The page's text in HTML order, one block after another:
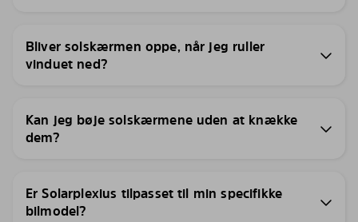
Bliver solskærmen oppe, når jeg ruller
vinduet ned?
Kan jeg bøje solskærmene uden at knække
dem?
Er Solarplexius tilpasset til min specifikke
bilmodel?